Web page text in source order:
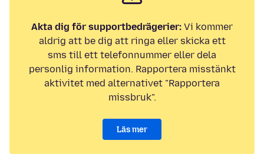
Akta dig för supportbedrägerier: Vi kommer
aldrig att be dig att ringa eller skicka ett
sms till ett telefonnummer eller dela
personlig information. Rapportera misstänkt
aktivitet med alternativet "Rapportera
missbruk".
Läs mer